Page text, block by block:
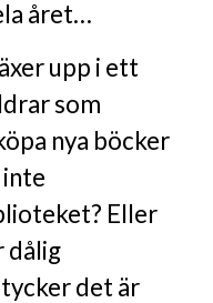
året…
upp i ett
som
nya böcker
inte
Eller
dålig
det är